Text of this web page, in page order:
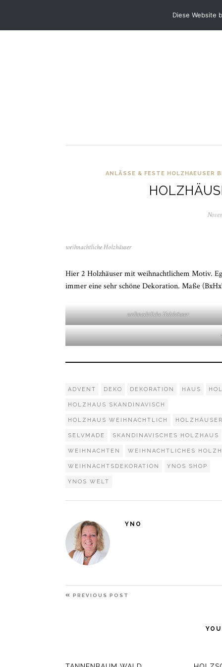
ANLÄSSE & FESTE
ANLÄSSE & FESTE HOLZHAEUSER
weihnachtliche Holzhäuser
Hier 2 Holzhäuser mit weihnachtlichem Motiv.
immer eine sehr schöne Dekoration. Maße
weihnachtliche Holzhäuser
ADVENT DEKO DEKORATION HAUS
HOLZHAUS SKANDINAVISCH
HOLZHAUS WEIHNACHTLICH HOLZHÄUSER
SELVMADE SKANDINAVISCHES HOLZHAUS
WEIHNACHTEN WEIHNACHTLICHES
WEIHNACHTSDEKORATION YNOS SHOP
YNOS WELT
YNO
PREVIOUS POST
Diese Website